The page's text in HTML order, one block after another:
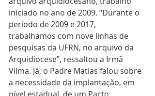
iniciado no ano de 2009. “Durante o
período de 2009 e 2017,
trabalhamos com nove linhas de
pesquisas da UFRN, no arquivo da
Arquidiocese”, ressaltou a Irmã
Vilma. Já, o Padre Matias falou sobre
a necessidade da implantação, em